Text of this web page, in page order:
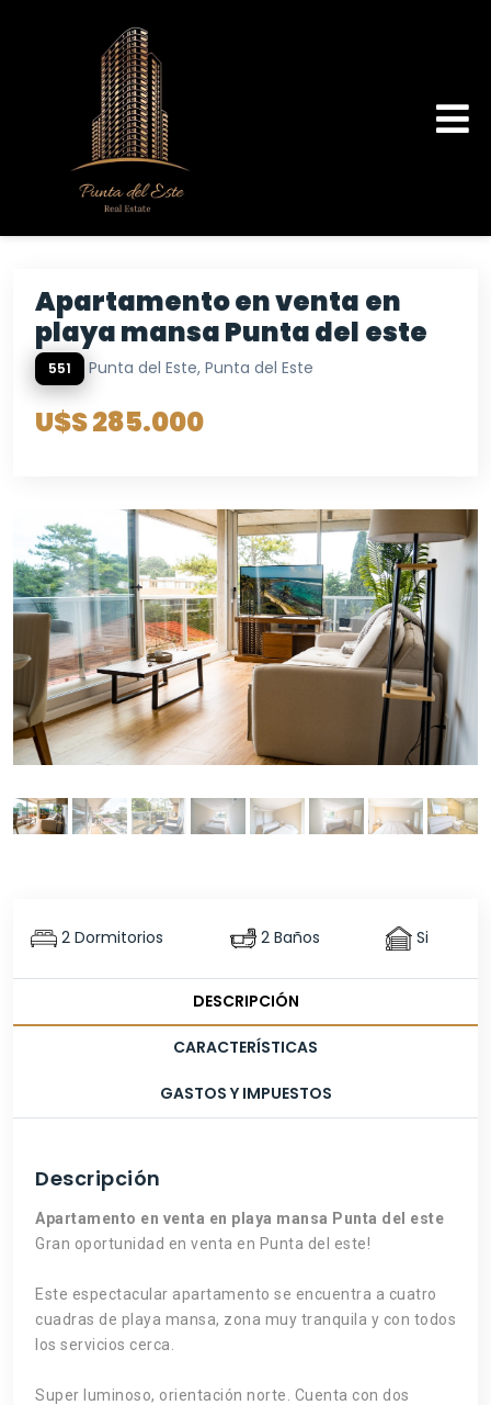
Apartamento en venta en
playa mansa Punta del este
551 Punta del Este, Punta del Este
U$S 285.000
2 Dormitorios 2 Baños Si
DESCRIPCIÓN
CARACTERÍSTICAS
GASTOS Y IMPUESTOS
Descripción
Apartamento en venta en playa mansa Punta del este
Gran oportunidad en venta en Punta del este!
Este espectacular apartamento se encuentra a cuatro
cuadras de playa mansa, zona muy tranquila y con todos
los servicios cerca.
Super luminoso, orientación norte. Cuenta con dos